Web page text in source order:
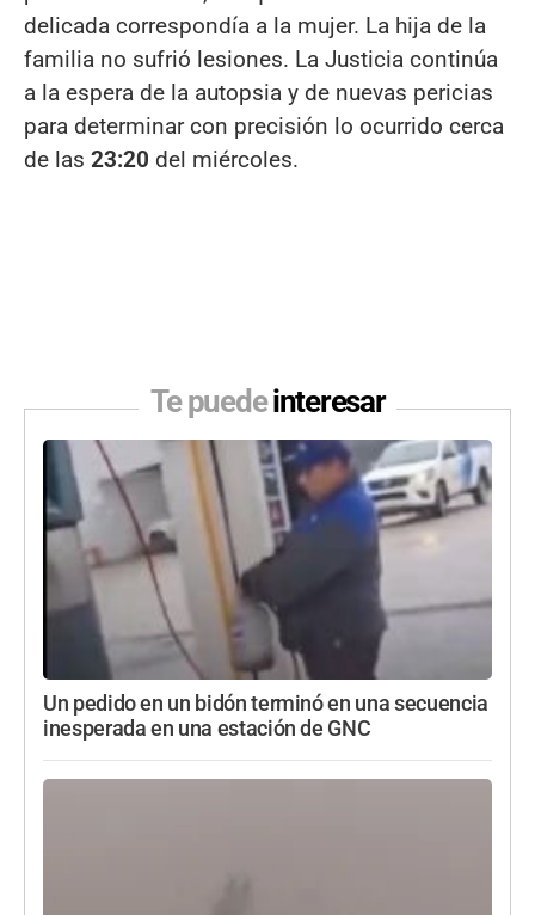
delicada correspondía a la mujer. La hija de la
familia no sufrió lesiones. La Justicia continúa
a la espera de la autopsia y de nuevas pericias
para determinar con precisión lo ocurrido cerca
de las 23:20 del miércoles.
Te puedeinteresar
Un pedido en un bidón terminó en una secuencia
inesperada en una estación de GNC